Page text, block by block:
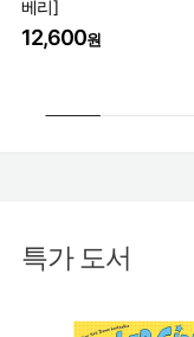
베리]
12,600원
특가 도서